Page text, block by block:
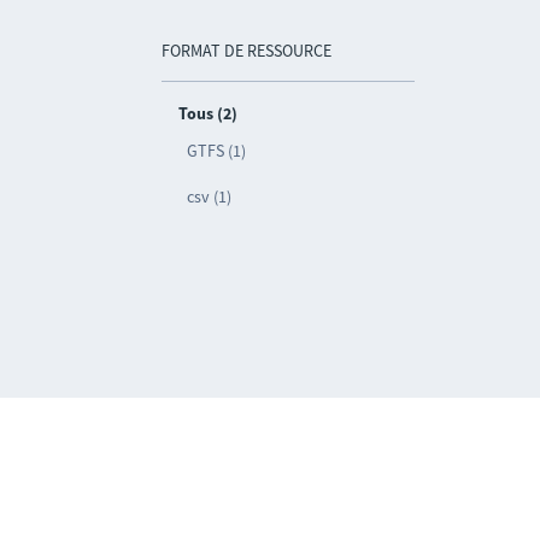
FORMAT DE RESSOURCE
Tous (2)
GTFS (1)
csv (1)